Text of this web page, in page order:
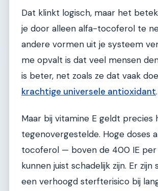
Dat klinkt logisch, maar het
je door alleen alfa-tocoferol te
andere vormen uit je systeem
me opvalt is dat veel mensen
is beter, net zoals ze dat vaak
krachtige universele antioxidant.
Maar bij vitamine E geldt precies
tegenovergestelde. Hoge doses
tocoferol — boven de 400 IE
kunnen juist schadelijk zijn. Er zijn
een verhoogd sterfterisico bij